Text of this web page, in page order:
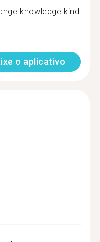
knowledge kind
o aplicativo